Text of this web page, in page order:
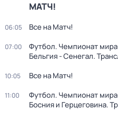
МАТЧ!
06:05 Все на Матч!
07:00
Футбол. Чемпионат
Бельгия - Сенегал.
10:05 Все на Матч!
11:00
Футбол. Чемпионат
Босния и Герцеговина.